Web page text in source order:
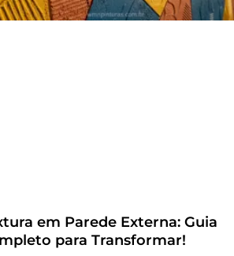
em Parede Externa: Guia
para Transformar!